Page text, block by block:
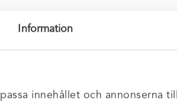
Information
innehållet och annonserna